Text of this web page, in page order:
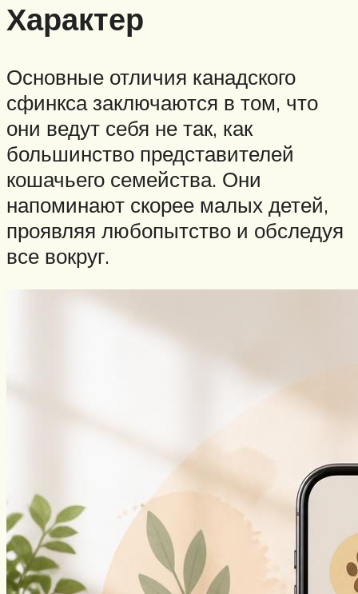
Характер
Основные отличия канадского
сфинкса заключаются в том, что
они ведут себя не так, как
большинство представителей
кошачьего семейства. Они
напоминают скорее малых детей,
проявляя любопытство и обследуя
все вокруг.